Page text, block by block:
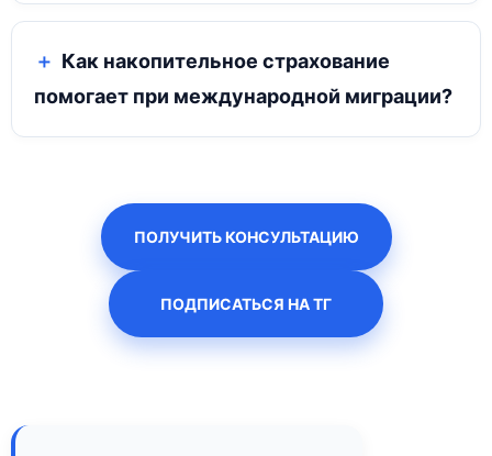
Как накопительное страхование
помогает при международной миграции?
ПОЛУЧИТЬ КОНСУЛЬТАЦИЮ
ПОДПИСАТЬСЯ НА ТГ